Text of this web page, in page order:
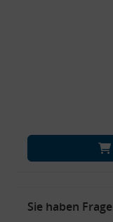
Sie haben